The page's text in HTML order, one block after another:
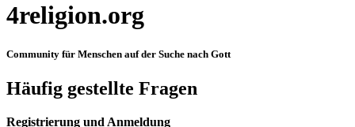
4religion.org
Community für Menschen auf der Suche nach Gott
Häufig gestellte Fragen
Registrierung und Anmeldung